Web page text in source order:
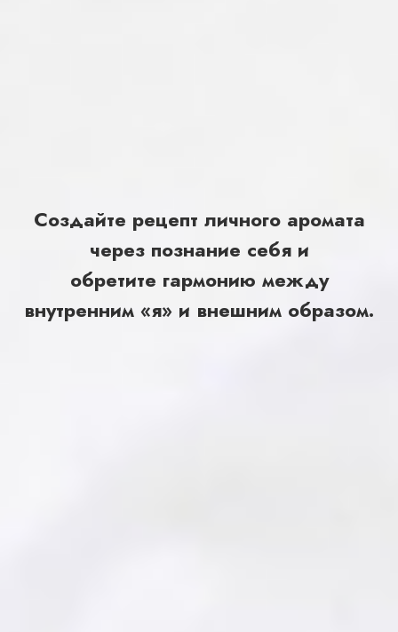
Создайте рецепт личного аромата
через познание себя и
обретите гармонию между
внутренним «я» и внешним образом.